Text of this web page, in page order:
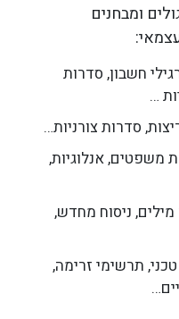
ומבחנים
חשבון, סדרות
…
סדרות צורניות…
משפטים, אנלוגיות,
ניסוח מחדש,
תרשימי זרימה,